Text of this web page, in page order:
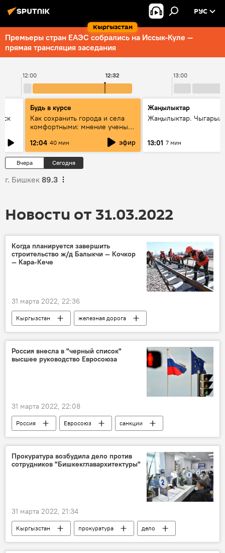
Кыргызстан
РУС
Премьеры стран ЕАЭС собрались на Иссык-Куле —
прямая трансляция заседания
12:00 13:00
12:32
Будь в курсе
Как сохранить города и села
комфортными: мнение ученых
12:04 40 мин эфир
Жаңылыктар
Жаңылыктар.
13:01 7 мин
Вчера Сегодня
г. Бишкек 89.3
Новости от 31.03.2022
Когда планируется завершить
строительство ж/д Балыкчи — Кочкор
— Кара-Кече
31 марта 2022, 22:36
Кыргызстан
железная дорога
железная дорога Балыкчи — Кочкор
Садыр Жапаров
фото
Россия внесла в "черный список"
высшее руководство Евросоюза
31 марта 2022, 22:08
Россия Евросоюз
санкции
ответ
запрет
въезд
черный список
Прокуратура возбудила дело против
сотрудников "Бишкекглавархитектуры"
31 марта 2022, 21:34
Кыргызстан прокуратура
дело
Бишкекглавархитектура